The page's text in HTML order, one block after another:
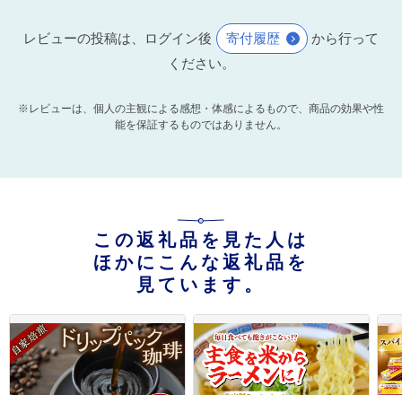
レビューの投稿は、ログイン後 寄付履歴
から行って
ください。
※レビューは、個人の主観による感想・体感によるもので、商品の効果や性
能を保証するものではありません。
この返礼品を見た人は
ほかにこんな返礼品を
見ています。